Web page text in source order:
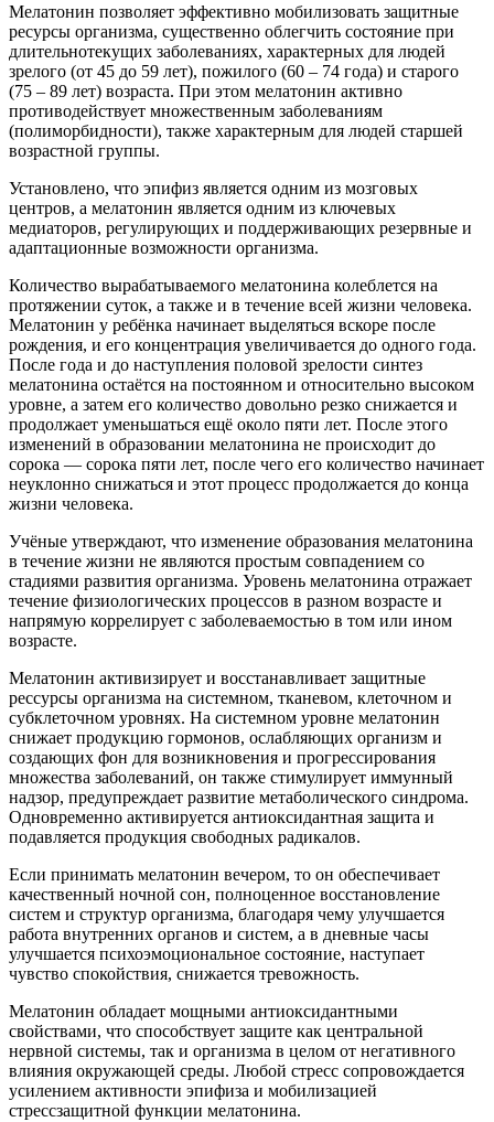
Мелатонин позволяет эффективно мобилизовать защитные
ресурсы организма, существенно облегчить состояние при
длительнотекущих заболеваниях, характерных для людей
зрелого (от 45 до 59 лет), пожилого (60 – 74 года) и старого
(75 – 89 лет) возраста. При этом мелатонин активно
противодействует множественным заболеваниям
(полиморбидности), также характерным для людей старшей
возрастной группы.
Установлено, что эпифиз является одним из мозговых
центров, а мелатонин является одним из ключевых
медиаторов, регулирующих и поддерживающих резервные и
адаптационные возможности организма.
Количество вырабатываемого мелатонина колеблется на
протяжении суток, а также и в течение всей жизни человека.
Мелатонин у ребёнка начинает выделяться вскоре после
рождения, и его концентрация увеличивается до одного года.
После года и до наступления половой зрелости синтез
мелатонина остаётся на постоянном и относительно высоком
уровне, а затем его количество довольно резко снижается и
продолжает уменьшаться ещё около пяти лет. После этого
изменений в образовании мелатонина не происходит до
сорока — сорока пяти лет, после чего его количество начинает
неуклонно снижаться и этот процесс продолжается до конца
жизни человека.
Учёные утверждают, что изменение образования мелатонина
в течение жизни не являются простым совпадением со
стадиями развития организма. Уровень мелатонина отражает
течение физиологических процессов в разном возрасте и
напрямую коррелирует с заболеваемостью в том или ином
возрасте.
Мелатонин активизирует и восстанавливает защитные
рессурсы организма на системном, тканевом, клеточном и
субклеточном уровнях. На системном уровне мелатонин
снижает продукцию гормонов, ослабляющих организм и
создающих фон для возникновения и прогрессирования
множества заболеваний, он также стимулирует иммунный
надзор, предупреждает развитие метаболического синдрома.
Одновременно активируется антиоксидантная защита и
подавляется продукция свободных радикалов.
Если принимать мелатонин вечером, то он обеспечивает
качественный ночной сон, полноценное восстановление
систем и структур организма, благодаря чему улучшается
работа внутренних органов и систем, а в дневные часы
улучшается психоэмоциональное состояние, наступает
чувство спокойствия, снижается тревожность.
Мелатонин обладает мощными антиоксидантными
свойствами, что способствует защите как центральной
нервной системы, так и организма в целом от негативного
влияния окружающей среды. Любой стресс сопровождается
усилением активности эпифиза и мобилизацией
стрессзащитной функции мелатонина.